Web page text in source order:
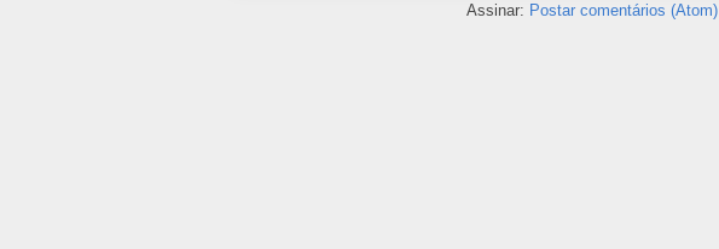
Assinar: Postar comentários (Atom)